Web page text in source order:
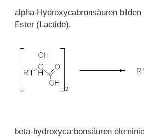
alpha-Hydroxycabronsäuren
Ester (Lactide).
beta-hydroxycarbonsäuren